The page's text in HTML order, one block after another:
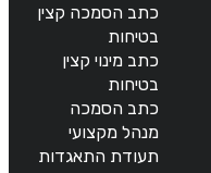
כתב הסמכה קצין
בטיחות
כתב מינוי קצין
בטיחות
כתב הסמכה
מנהל מקצועי
תעודת התאגדות